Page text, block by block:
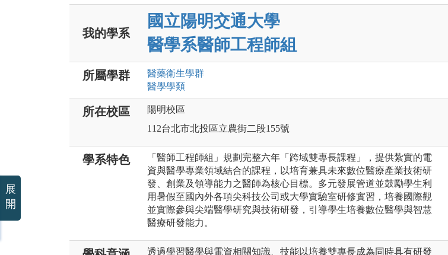
我的學系
國立陽明交通大學
醫學系醫師工程師組
所屬學群 醫藥衛生學群
醫學學類
所在校區
陽明校區
112台北市北投區立農街二段155號
學系特色
「醫師工程師組」規劃完整六年「跨域雙專長課程」，提供紮實的電
資與醫學專業領域結合的課程，以培育兼具未來數位醫療產業技術研
發、創業及領導能力之醫師為核心目標。多元發展管道並鼓勵學生利
用暑假至國內外各項尖科技公司或大學實驗室研修實習，培養國際觀
並實際參與尖端醫學研究與技術研發，引導學生培養數位醫學與智慧
醫療研發能力。
透過學習醫學與電資相關知識、技能以培養雙專長成為同時具有研發
展
開